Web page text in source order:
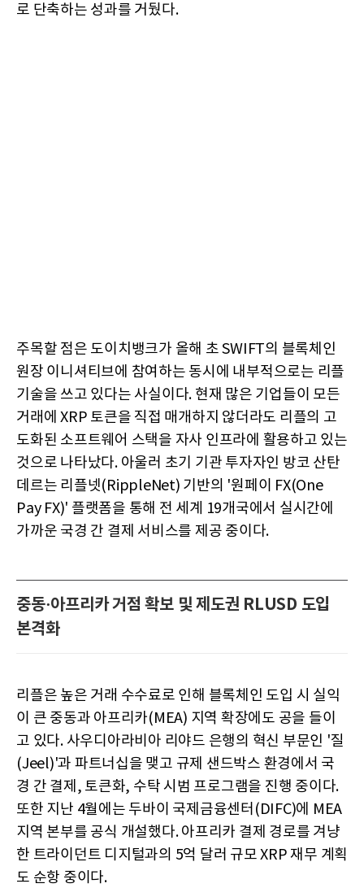
로 단축하는 성과를 거뒀다.
주목할 점은 도이치뱅크가 올해 초 SWIFT의 블록체인
원장 이니셔티브에 참여하는 동시에 내부적으로는 리플
기술을 쓰고 있다는 사실이다. 현재 많은 기업들이 모든
거래에 XRP 토큰을 직접 매개하지 않더라도 리플의 고
도화된 소프트웨어 스택을 자사 인프라에 활용하고 있는
것으로 나타났다. 아울러 초기 기관 투자자인 방코 산탄
데르는 리플넷(RippleNet) 기반의 '원페이 FX(One
Pay FX)' 플랫폼을 통해 전 세계 19개국에서 실시간에
가까운 국경 간 결제 서비스를 제공 중이다.
중동·아프리카 거점 확보 및 제도권 RLUSD 도입
본격화
리플은 높은 거래 수수료로 인해 블록체인 도입 시 실익
이 큰 중동과 아프리카(MEA) 지역 확장에도 공을 들이
고 있다. 사우디아라비아 리야드 은행의 혁신 부문인 '질
(Jeel)'과 파트너십을 맺고 규제 샌드박스 환경에서 국
경 간 결제, 토큰화, 수탁 시범 프로그램을 진행 중이다.
또한 지난 4월에는 두바이 국제금융센터(DIFC)에 MEA
지역 본부를 공식 개설했다. 아프리카 결제 경로를 겨냥
한 트라이던트 디지털과의 5억 달러 규모 XRP 재무 계획
도 순항 중이다.